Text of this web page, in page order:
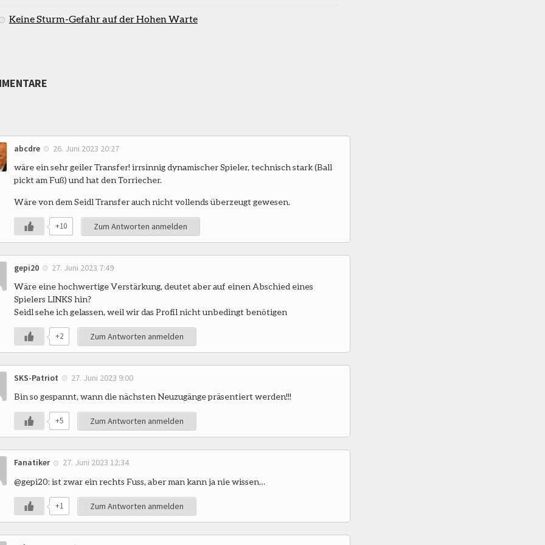
Keine Sturm-Gefahr auf der Hohen Warte
abcdre 26. Juni 2023 20:27
wäre ein sehr geiler Transfer! irrsinnig dynamischer Spieler, technisch stark (Ball
pickt am Fuß) und hat den Torriecher.
Wäre von dem Seidl Transfer auch nicht vollends überzeugt gewesen.
+10 Zum Antworten anmelden
gepi20 27. Juni 2023 7:49
Wäre eine hochwertige Verstärkung, deutet aber auf einen Abschied eines
Spielers LINKS hin?
Seidl sehe ich gelassen, weil wir das Profil nicht unbedingt benötigen
+2 Zum Antworten anmelden
SKS-Patriot 27. Juni 2023 9:00
Bin so gespannt, wann die nächsten Neuzugänge präsentiert werden!!!
+5 Zum Antworten anmelden
Fanatiker 27. Juni 2023 12:34
@gepi20: ist zwar ein rechts Fuss, aber man kann ja nie wissen…
+1 Zum Antworten anmelden